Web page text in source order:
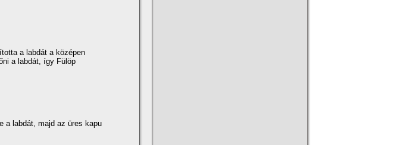
a labdát a középen
a labdát, í­gy Fülöp
a labdát, majd az üres kapu